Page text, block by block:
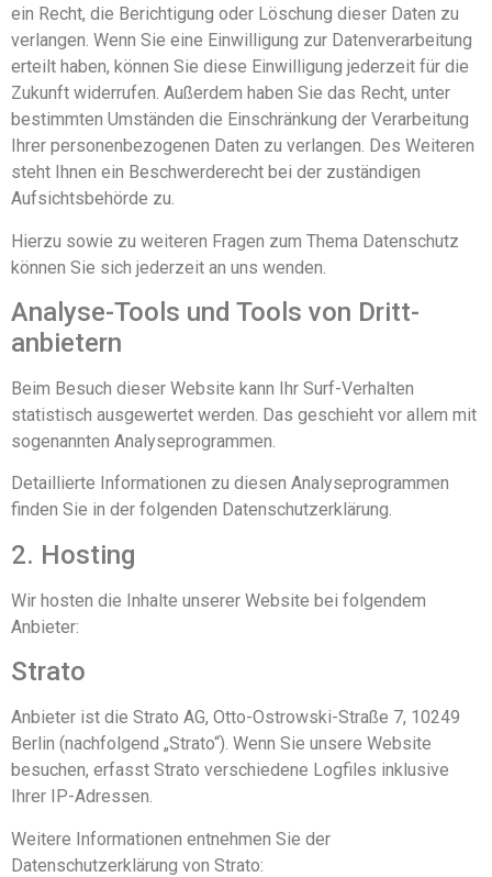
ein Recht, die Berichtigung oder Löschung dieser Daten zu
verlangen. Wenn Sie eine Einwilligung zur Datenverarbeitung
erteilt haben, können Sie diese Einwilligung jederzeit für die
Zukunft widerrufen. Außerdem haben Sie das Recht, unter
bestimmten Umständen die Einschränkung der Verarbeitung
Ihrer personenbezogenen Daten zu verlangen. Des Weiteren
steht Ihnen ein Beschwerderecht bei der zuständigen
Aufsichtsbehörde zu.
Hierzu sowie zu weiteren Fragen zum Thema Datenschutz
können Sie sich jederzeit an uns wenden.
Analyse-Tools und Tools von Dritt­
anbietern
Beim Besuch dieser Website kann Ihr Surf-Verhalten
statistisch ausgewertet werden. Das geschieht vor allem mit
sogenannten Analyseprogrammen.
Detaillierte Informationen zu diesen Analyseprogrammen
finden Sie in der folgenden Datenschutzerklärung.
2. Hosting
Wir hosten die Inhalte unserer Website bei folgendem
Anbieter:
Strato
Anbieter ist die Strato AG, Otto-Ostrowski-Straße 7, 10249
Berlin (nachfolgend „Strato“). Wenn Sie unsere Website
besuchen, erfasst Strato verschiedene Logfiles inklusive
Ihrer IP-Adressen.
Weitere Informationen entnehmen Sie der
Datenschutzerklärung von Strato: